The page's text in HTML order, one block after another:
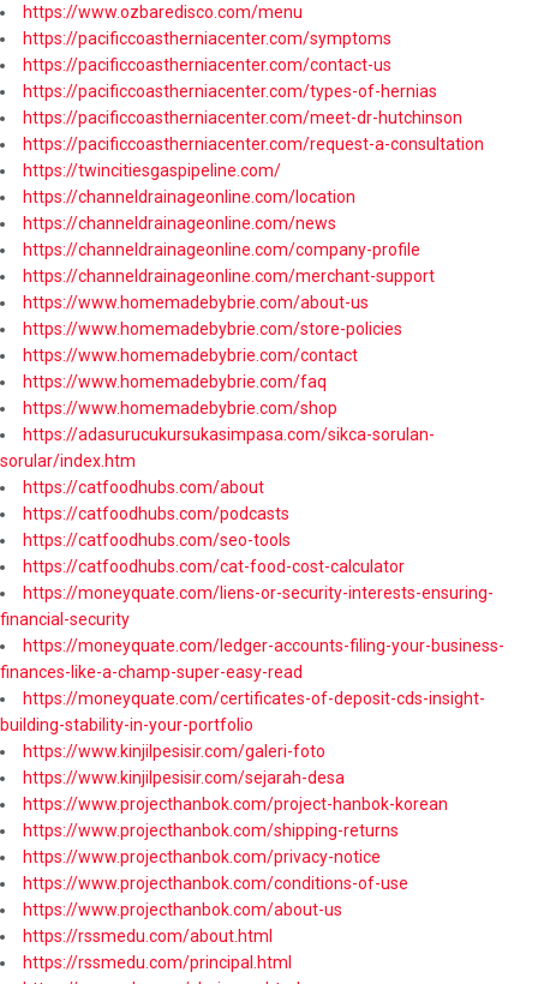
https://www.ozbaredisco.com/menu
https://pacificcoastherniacenter.com/symptoms
https://pacificcoastherniacenter.com/contact-us
https://pacificcoastherniacenter.com/types-of-hernias
https://pacificcoastherniacenter.com/meet-dr-hutchinson
https://pacificcoastherniacenter.com/request-a-consultation
https://twincitiesgaspipeline.com/
https://channeldrainageonline.com/location
https://channeldrainageonline.com/news
https://channeldrainageonline.com/company-profile
https://channeldrainageonline.com/merchant-support
https://www.homemadebybrie.com/about-us
https://www.homemadebybrie.com/store-policies
https://www.homemadebybrie.com/contact
https://www.homemadebybrie.com/faq
https://www.homemadebybrie.com/shop
https://adasurucukursukasimpasa.com/sikca-sorulan-
sorular/index.htm
https://catfoodhubs.com/about
https://catfoodhubs.com/podcasts
https://catfoodhubs.com/seo-tools
https://catfoodhubs.com/cat-food-cost-calculator
https://moneyquate.com/liens-or-security-interests-ensuring-
financial-security
https://moneyquate.com/ledger-accounts-filing-your-business-
finances-like-a-champ-super-easy-read
https://moneyquate.com/certificates-of-deposit-cds-insight-
building-stability-in-your-portfolio
https://www.kinjilpesisir.com/galeri-foto
https://www.kinjilpesisir.com/sejarah-desa
https://www.projecthanbok.com/project-hanbok-korean
https://www.projecthanbok.com/shipping-returns
https://www.projecthanbok.com/privacy-notice
https://www.projecthanbok.com/conditions-of-use
https://www.projecthanbok.com/about-us
https://rssmedu.com/about.html
https://rssmedu.com/principal.html